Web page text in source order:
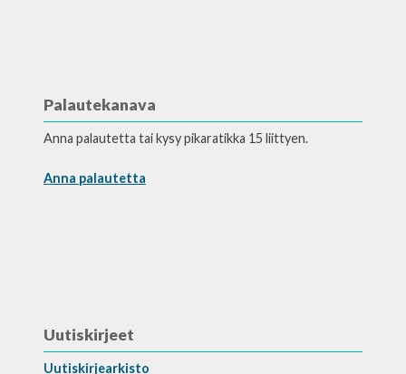
Palautekanava
Anna palautetta tai kysy pikaratikka 15 liittyen.
Anna palautetta
Uutiskirjeet
Uutiskirjearkisto